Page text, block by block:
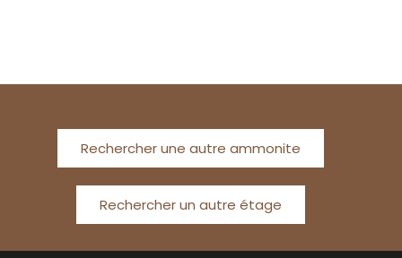
Rechercher une autre ammonite
Rechercher un autre étage